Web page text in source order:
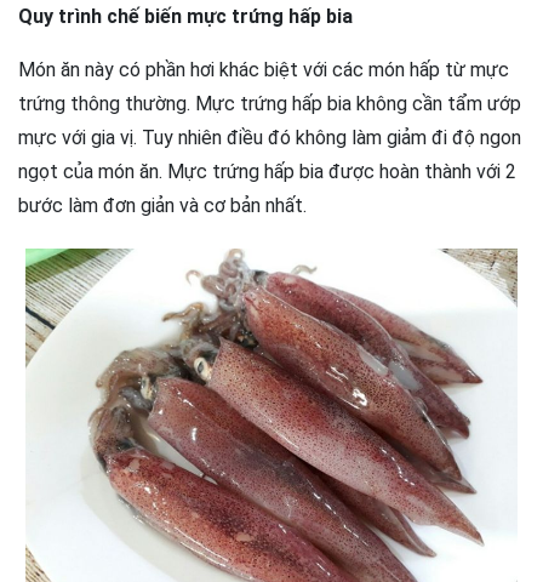
Quy trình chế biến mực trứng hấp bia
Món ăn này có phần hơi khác biệt với các món hấp từ mực
trứng thông thường. Mực trứng hấp bia không cần tẩm ướp
mực với gia vị. Tuy nhiên điều đó không làm giảm đi độ ngon
ngọt của món ăn. Mực trứng hấp bia được hoàn thành với 2
bước làm đơn giản và cơ bản nhất.